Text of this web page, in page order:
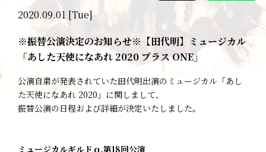
2020.09.01 [Tue]
※振替公演決定のお知らせ※【田代明】ミュージカル
「あした天使になあれ 2020 プラス ONE」
公演自粛が発表されていた田代明出演のミュージカル「あし
た天使になあれ 2020」に関しまして、
振替公演の日程および詳細が決定いたしました。
ミュージカルギルドｑ.第18回公演